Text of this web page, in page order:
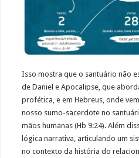
Isso mostra que o santuário não
de Daniel e Apocalipse, que
profética, e em Hebreus, onde
nosso sumo-sacerdote no
mãos humanas (Hb 9:24). Além
lógica narrativa, articulando um
no contexto da história do